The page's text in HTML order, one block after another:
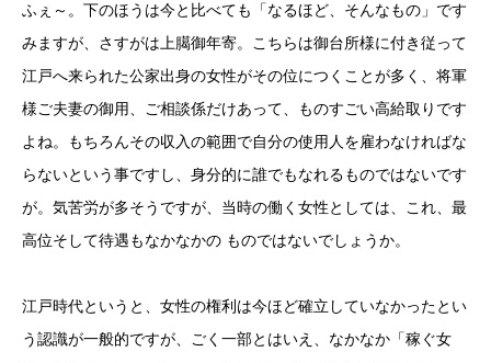
ふぇ～。下のほうは今と比べても「なるほど、そんなもの」です
みますが、さすがは上臈御年寄。こちらは御台所様に付き従って
江戸へ来られた公家出身の女性がその位につくことが多く、将軍
様ご夫妻の御用、ご相談係だけあって、ものすごい高給取りです
よね。もちろんその収入の範囲で自分の使用人を雇わなければな
らないという事ですし、身分的に誰でもなれるものではないです
が。気苦労が多そうですが、当時の働く女性としては、これ、最
高位そして待遇もなかなかの ものではないでしょうか。
江戸時代というと、女性の権利は今ほど確立していなかったとい
う認識が一般的ですが、ごく一部とはいえ、なかなか「稼ぐ女